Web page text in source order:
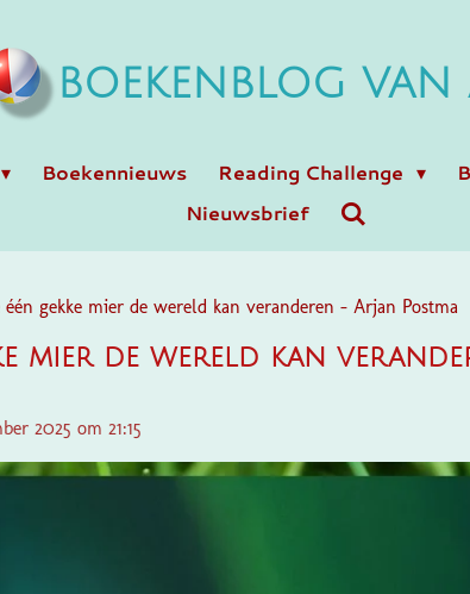
BOEKENBLOG
Boekennieuws Reading Challenge
Nieuwsbrief
één gekke mier de wereld kan veranderen - Arjan Postma
mier de wereld kan
2025 om 21:15